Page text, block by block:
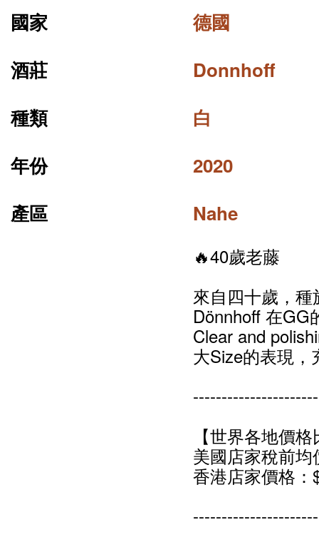
國家
德國
酒莊
Donnhoff
種類
白
年份
2020
產區
Nahe
🔥40歲老藤
來自四十歲，
Dönnhoff 在GG
Clear and
大Size的表現
【世界各地價
美國店家稅前均
香港店家價格